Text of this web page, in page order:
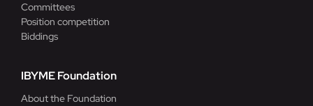
Committees
Position competition
Biddings
IBYME Foundation
About the Foundation